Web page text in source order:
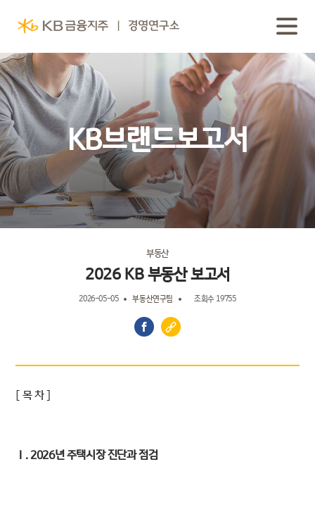
KB브랜드보고서
부동산
2026 KB 부동산 보고서
2026-05-05 부동산연구팀 조회수 19755
[ 목 차 ]
Ⅰ. 2026년 주택시장 진단과 점검